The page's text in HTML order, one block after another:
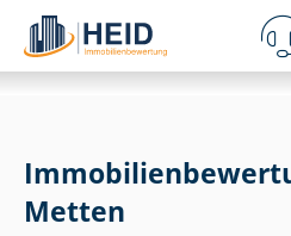
Metten